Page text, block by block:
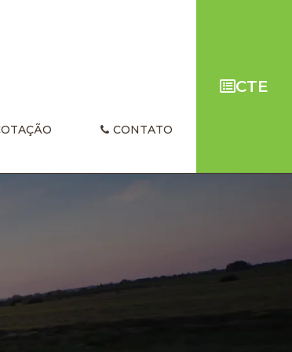
CONTATO
CTE